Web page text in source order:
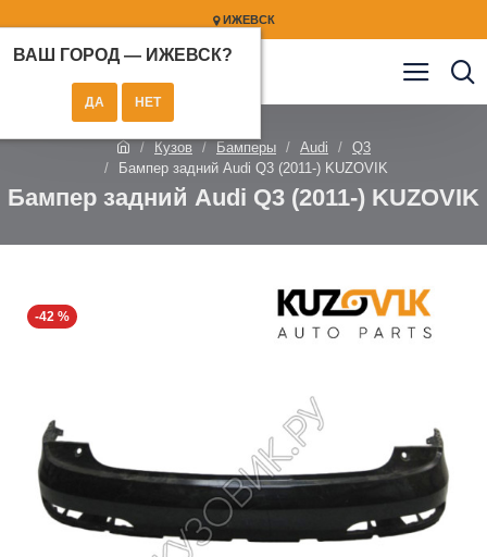
ИЖЕВСК
ВАШ ГОРОД — ИЖЕВСК?
Кузов Бамперы Audi
Q3
Бампер задний Audi Q3 (2011-) KUZOVIK
Бампер задний Audi Q3 (2011-) KUZOVIK
-42 %